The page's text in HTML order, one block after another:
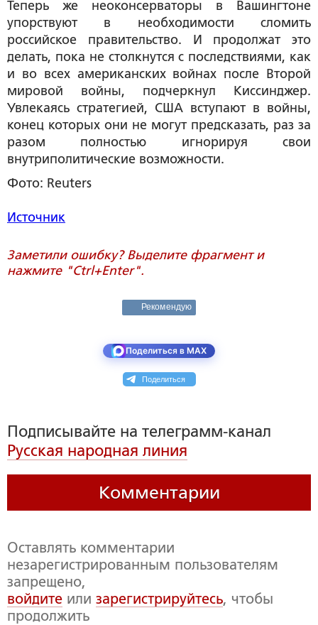
Теперь же неоконсерваторы в Вашингтоне
упорствуют в необходимости сломить
российское правительство. И продолжат это
делать, пока не столкнутся с последствиями, как
и во всех американских войнах после Второй
мировой войны, подчеркнул Киссинджер.
Увлекаясь стратегией, США вступают в войны,
конец которых они не могут предсказать, раз за
разом полностью игнорируя свои
внутриполитические возможности.
Фото: Reuters
Источник
Заметили ошибку? Выделите фрагмент и
нажмите "Ctrl+Enter".
Рекомендую
Поделиться в MAX
Поделиться
Подписывайте на телеграмм-канал
Русская народная линия
Комментарии
Оставлять комментарии
незарегистрированным пользователям
запрещено,
войдите или зарегистрируйтесь, чтобы
продолжить